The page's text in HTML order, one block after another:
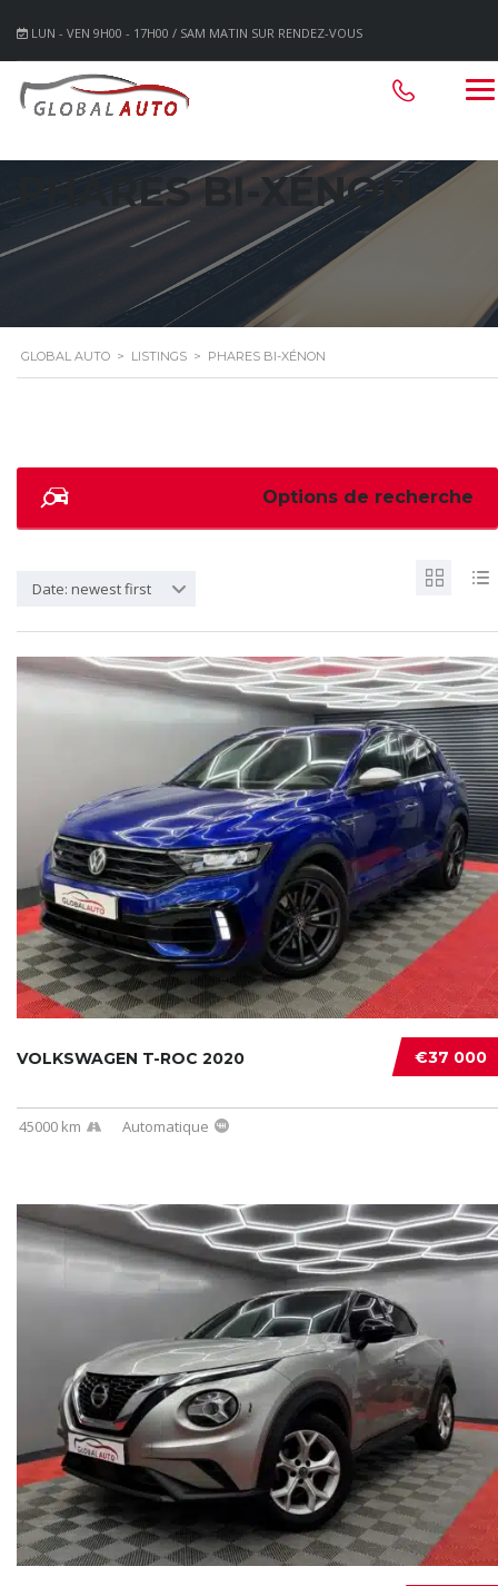
LUN - VEN 9H00 - 17H00 / SAM MATIN SUR RENDEZ-VOUS
PHARES BI-XÉNON
GLOBAL AUTO > LISTINGS > PHARES BI-XÉNON
Options de recherche
Date: newest first
€37 000
VOLKSWAGEN T-ROC 2020
45000 km Automatique